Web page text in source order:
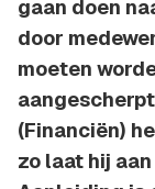
gaan doen
door
moeten
(Financiën)
zo laat hij